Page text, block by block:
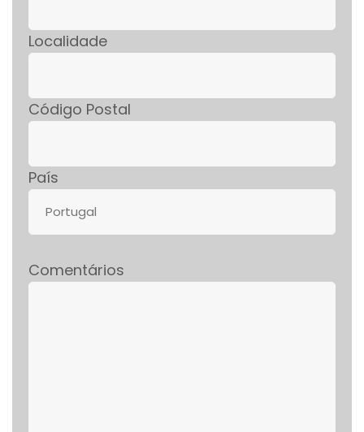
Localidade
Código Postal
País
Comentários